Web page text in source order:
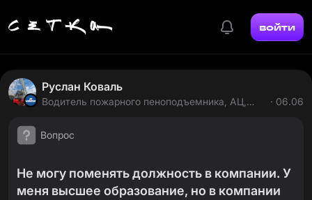
войти
Руслан Коваль
Водитель пожарного пеноподъемника, АЦ,
· 06.06
Вопрос
Не могу поменять должность в компании. У
меня высшее образование, но в компании